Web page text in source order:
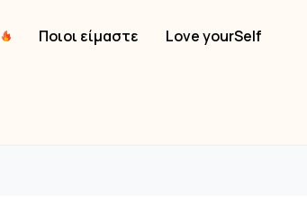
Ποιοι είμαστε Love yourSelf